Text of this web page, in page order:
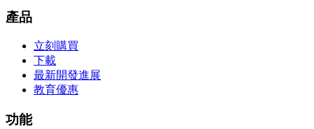
產品
立刻購買
下載
最新開發進展
教育優惠
功能